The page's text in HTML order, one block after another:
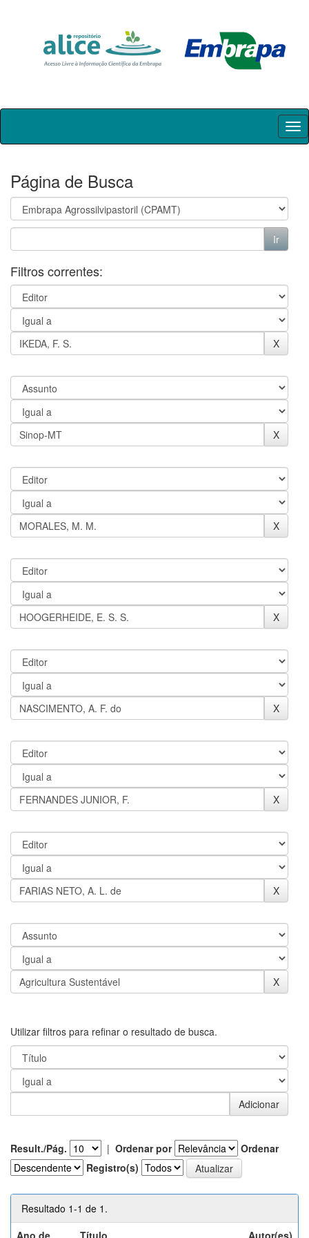
Skip
Página de Busca
Filtros correntes:
Utilizar filtros para refinar o resultado de busca.
Result./Pág. | Ordenar por
Ordenar
Registro(s)
Resultado 1-1 de 1.
Ano de
Título Autor(es)